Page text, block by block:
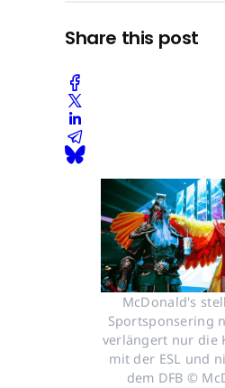
Share this post
McDonald's
Sportsponsering
verlängert nur die
mit der ESL und
dem DFB ©